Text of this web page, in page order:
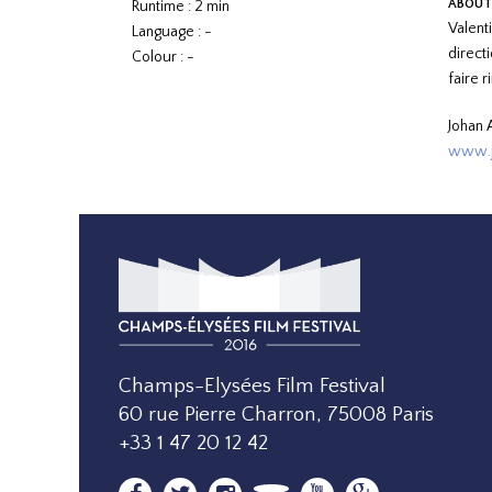
ABOUT
faire
Johan
Runtime : 2 min
Language : -
Colour : -
Champs-Elysées Film Festival
60 rue Pierre Charron, 75008 Paris
+33 1 47 20 12 42